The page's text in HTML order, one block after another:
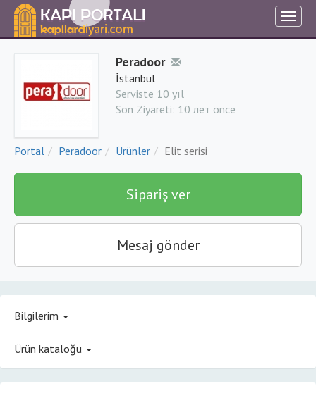
Peradoor
İstanbul
Serviste 10 yıl
Son Ziyareti: 10 лет önce
Portal Peradoor Ürünler Elit serisi
Sipariş ver
Mesaj gönder
Bilgilerim
Ürün kataloğu